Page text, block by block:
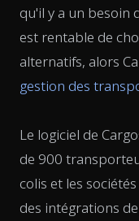
qu'il y a un besoin
est rentable de
alternatifs, alors
gestion des
Le logiciel de
de 900
colis et les
des intégrations